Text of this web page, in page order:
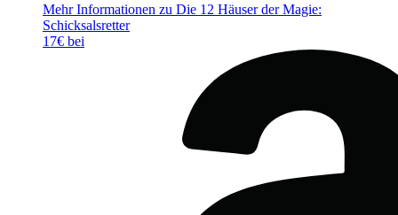
Mehr Informationen zu Die 12 Häuser der Magie:
Schicksalsretter
17€ bei